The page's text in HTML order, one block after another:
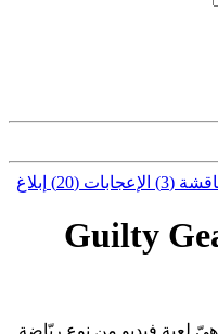
(3) الإعجابات (20) إبلاغ
Guilty
المذنب إِكس آر ديّ: الموقّر 2"، هيّ لعبة فيديو من نوع ريّاضة